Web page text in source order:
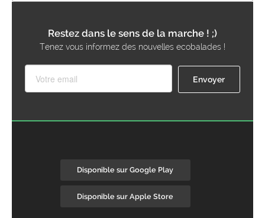
Restez dans le sens de la marche ! ;)
Tenez vous informez des nouvelles ecobalades !
Disponible sur Google Play
Disponible sur Apple Store